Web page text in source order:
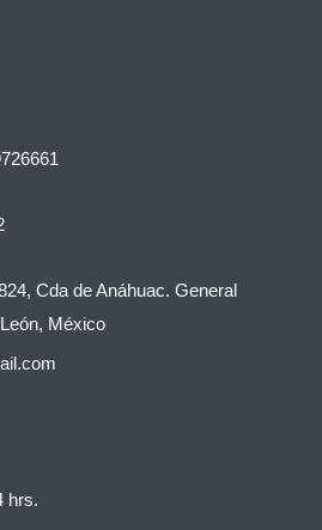
Cda de Anáhuac. General
México
hrs.